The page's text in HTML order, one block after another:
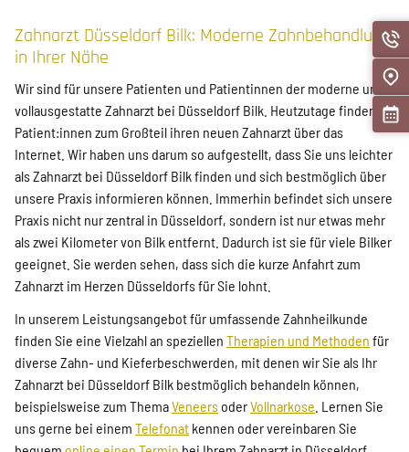
Zahnarzt Düsseldorf Bilk: Moderne Zahnbehandlung
in Ihrer Nähe
Wir sind für unsere Patienten und Patientinnen der moderne und
vollausgestatte Zahnarzt bei Düsseldorf Bilk. Heutzutage finden
Patient:innen zum Großteil ihren neuen Zahnarzt über das
Internet. Wir haben uns darum so aufgestellt, dass Sie uns leichter
als Zahnarzt bei Düsseldorf Bilk finden und sich bestmöglich über
unsere Praxis informieren können. Immerhin befindet sich unsere
Praxis nicht nur zentral in Düsseldorf, sondern ist nur etwas mehr
als zwei Kilometer von Bilk entfernt. Dadurch ist sie für viele Bilker
geeignet. Sie werden sehen, dass sich die kurze Anfahrt zum
Zahnarzt im Herzen Düsseldorfs für Sie lohnt.
In unserem Leistungsangebot für umfassende Zahnheilkunde
finden Sie eine Vielzahl an speziellen Therapien und Methoden für
diverse Zahn- und Kieferbeschwerden, mit denen wir Sie als Ihr
Zahnarzt bei Düsseldorf Bilk bestmöglich behandeln können,
beispielsweise zum ThemaVeneers oderVollnarkose . Lernen Sie
uns gerne bei einem Telefonat kennen oder vereinbaren Sie